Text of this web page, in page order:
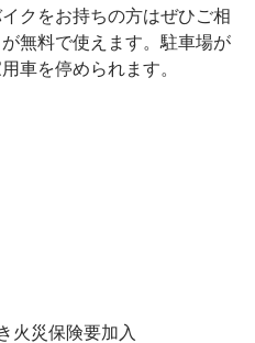
クをお持ちの方はぜひご相
無料で使えます。駐車場が
車を停められます。
災保険要加入